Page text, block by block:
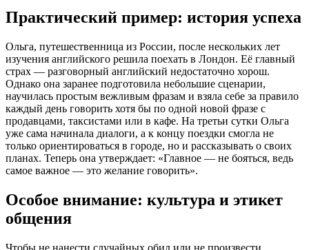
Практический пример: история успеха
Ольга, путешественница из России, после нескольких лет
изучения английского решила поехать в Лондон. Её главный
страх — разговорный английский недостаточно хорош.
Однако она заранее подготовила небольшие сценарии,
научилась простым вежливым фразам и взяла себе за правило
каждый день говорить хотя бы по одной новой фразе с
продавцами, таксистами или в кафе. На третьи сутки Ольга
уже сама начинала диалоги, а к концу поездки смогла не
только ориентироваться в городе, но и рассказывать о своих
планах. Теперь она утверждает: «Главное — не бояться, ведь
самое важное — это желание говорить».
Особое внимание: культура и этикет
общения
Чтобы не нанести случайных обид или не произвести